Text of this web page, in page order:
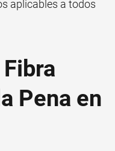
aplicables a todos
Pena en